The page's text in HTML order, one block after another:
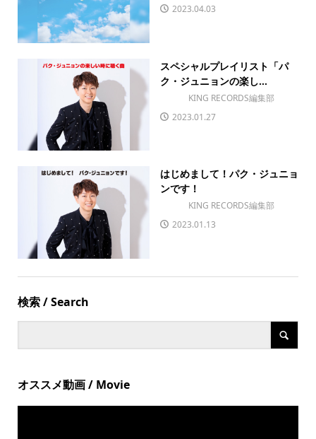
2023.04.03
スペシャルプレイリスト「パ
ク・ジュニョンの楽し...
KING RECORDS編集部
2023.01.27
はじめまして！パク・ジュニョ
ンです！
KING RECORDS編集部
2023.01.13
検索 / Search
オススメ動画 / Movie